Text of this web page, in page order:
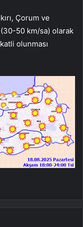
Çorum ve
50 km/sa) olarak
olunması